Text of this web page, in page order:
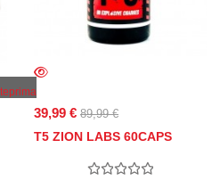
39,99 € 89,99 €
T5 ZION LABS 60CAPS